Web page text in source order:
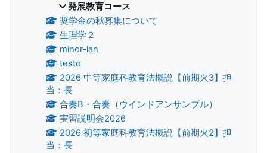
発展教育コース
奨学金の秋募集について
生理学２
minor-lan
testo
2026 中等家庭科教育法概説【前期火3】担
当：長
合奏B・合奏（ウインドアンサンブル）
実習説明会2026
2026 初等家庭科教育法概説【前期火2】担
当：長